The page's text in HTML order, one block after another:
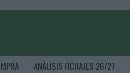
ANÁLISIS FICHAJES 26/27